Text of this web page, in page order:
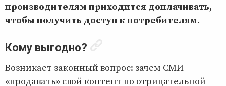
производителям приходится доплачивать,
чтобы получить доступ к потребителям.
Кому выгодно?
Возникает законный вопрос: зачем СМИ
«продавать» свой контент по отрицательной